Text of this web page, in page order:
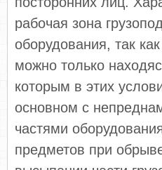
рабочая зона
оборудования, так
можно только
которым в этих
основном с
частями
предметов при